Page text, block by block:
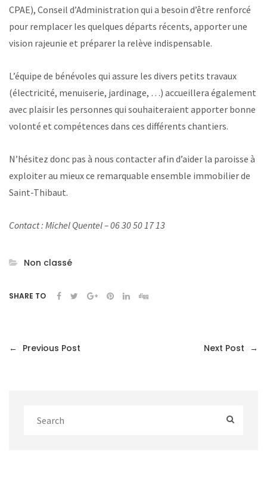
CPAE), Conseil d’Administration qui a besoin d’être renforcé
pour remplacer les quelques départs récents, apporter une
vision rajeunie et préparer la relève indispensable.
L’équipe de bénévoles qui assure les divers petits travaux
(électricité, menuiserie, jardinage, …) accueillera également
avec plaisir les personnes qui souhaiteraient apporter bonne
volonté et compétences dans ces différents chantiers.
N’hésitez donc pas à nous contacter afin d’aider la paroisse à
exploiter au mieux ce remarquable ensemble immobilier de
Saint-Thibaut.
Contact : Michel Quentel – 06 30 50 17 13
Non classé
SHARE TO
← Previous Post Next Post →